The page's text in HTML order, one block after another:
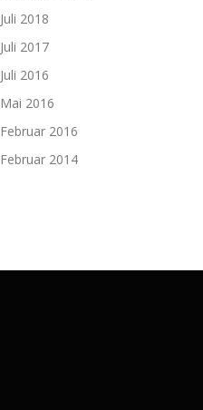
Juli 2018
Juli 2017
Juli 2016
Mai 2016
Februar 2016
Februar 2014